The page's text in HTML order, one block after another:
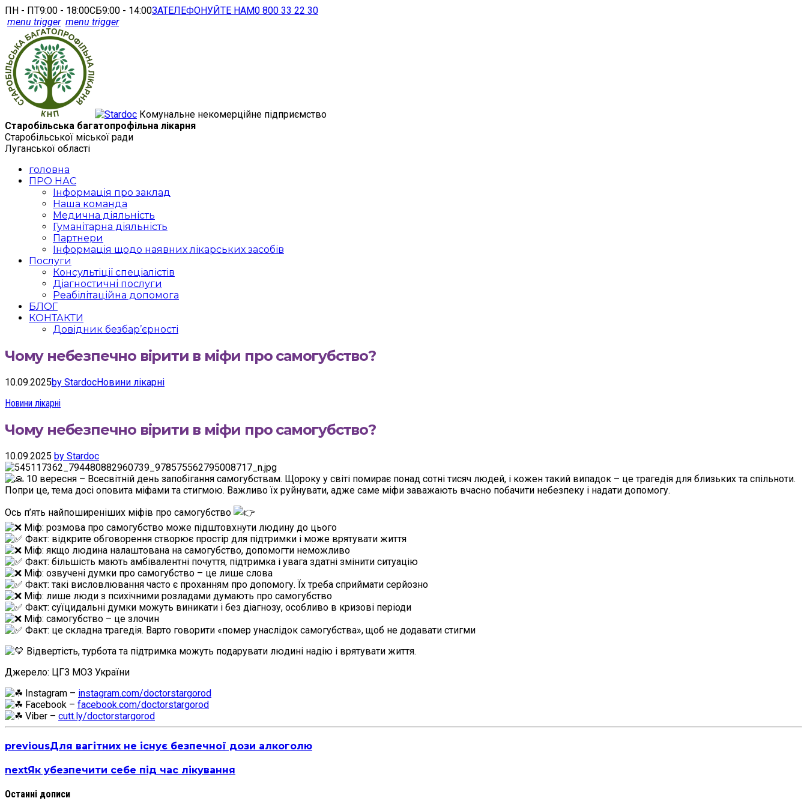
ПН - ПТ9:00 - 18:00СБ9:00 - 14:00ЗАТЕЛЕФОНУЙТЕ НАМ0 800 33 22 30
menu trigger menu trigger
Комунальне некомерційне підприємство
Старобільська багатопрофільна лікарня
Старобільської міської ради
Луганської області
головна
ПРО НАС
Інформація про заклад
Наша команда
Медична діяльність
Гуманітарна діяльність
Партнери
Інформація щодо наявних лікарських засобів
Послуги
Консультіції спеціалістів
Діагностичні послуги
Реабілітаційна допомога
БЛОГ
КОНТАКТИ
Довідник безбар’єрності
Чому небезпечно вірити в міфи про самогубство?
10.09.2025by StardocНовини лікарні
Новини лікарні
Чому небезпечно вірити в міфи про самогубство?
10.09.2025 by Stardoc
10 вересня – Всесвітній день запобігання самогубствам. Щороку у світі помирає понад сотні тисяч людей, і кожен такий випадок – це трагедія для близьких та спільноти.
Попри це, тема досі оповита міфами та стигмою. Важливо їх руйнувати, адже саме міфи заважають вчасно побачити небезпеку і надати допомогу.
Ось п’ять найпоширеніших міфів про самогубство
Міф: розмова про самогубство може підштовхнути людину до цього
Факт: відкрите обговорення створює простір для підтримки і може врятувати життя
Міф: якщо людина налаштована на самогубство, допомогти неможливо
Факт: більшість мають амбівалентні почуття, підтримка і увага здатні змінити ситуацію
Міф: озвучені думки про самогубство – це лише слова
Факт: такі висловлювання часто є проханням про допомогу. Їх треба сприймати серйозно
Міф: лише люди з психічними розладами думають про самогубство
Факт: суїцидальні думки можуть виникати і без діагнозу, особливо в кризові періоди
Міф: самогубство – це злочин
Факт: це складна трагедія. Варто говорити «помер унаслідок самогубства», щоб не додавати стигми
Відвертість, турбота та підтримка можуть подарувати людині надію і врятувати життя.
Джерело: ЦГЗ МОЗ України
Instagram – instagram.com/doctorstargorod
Facebook – facebook.com/doctorstargorod
Viber – cutt.ly/doctorstargorod
previousДля вагітних не існує безпечної дози алкоголю
nextЯк убезпечити себе під час лікування
Останні дописи